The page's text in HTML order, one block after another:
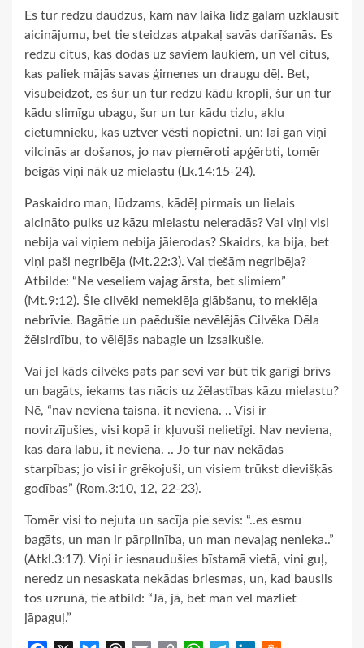
Es tur redzu daudzus, kam nav laika līdz galam uzklausīt
aicinājumu, bet tie steidzas atpakaļ savās darīšanās. Es
redzu citus, kas dodas uz saviem laukiem, un vēl citus,
kas paliek mājās savas ģimenes un draugu dēļ. Bet,
visubeidzot, es šur un tur redzu kādu kropli, šur un tur
kādu slimīgu ubagu, šur un tur kādu tizlu, aklu
cietumnieku, kas uztver vēsti nopietni, un: lai gan viņi
vilcinās ar došanos, jo nav piemēroti apģērbti, tomēr
beigās viņi nāk uz mielastu (Lk.14:15-24).
Paskaidro man, lūdzams, kādēļ pirmais un lielais
aicināto pulks uz kāzu mielastu neieradās? Vai viņi visi
nebija vai viņiem nebija jāierodas? Skaidrs, ka bija, bet
viņi paši negribēja (Mt.22:3). Vai tiešām negribēja?
Atbilde: “Ne veseliem vajag ārsta, bet slimiem”
(Mt.9:12). Šie cilvēki nemeklēja glābšanu, to meklēja
nebrīvie. Bagātie un paēdušie nevēlējās Cilvēka Dēla
žēlsirdību, to vēlējās nabagie un izsalkušie.
Vai jel kāds cilvēks pats par sevi var būt tik garīgi brīvs
un bagāts, iekams tas nācis uz žēlastības kāzu mielastu?
Nē, “nav neviena taisna, it neviena. .. Visi ir
novirzījušies, visi kopā ir kļuvuši nelietīgi. Nav neviena,
kas dara labu, it neviena. .. Jo tur nav nekādas
starpības; jo visi ir grēkojuši, un visiem trūkst dievišķās
godības” (Rom.3:10, 12, 22-23).
Tomēr visi to nejuta un sacīja pie sevis: “..es esmu
bagāts, un man ir pārpilnība, un man nevajag nenieka..”
(Atkl.3:17). Viņi ir iesnaudušies bīstamā vietā, viņi guļ,
neredz un nesaskata nekādas briesmas, un, kad bauslis
tos uzrunā, tie atbild: “Jā, jā, bet man vel mazliet
jāpaguļ.”